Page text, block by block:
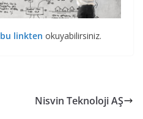
bu linkten okuyabilirsiniz.
Nisvin Teknoloji AŞ